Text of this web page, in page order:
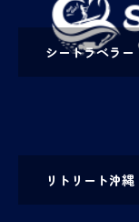
シートラベラー
リトリート沖縄